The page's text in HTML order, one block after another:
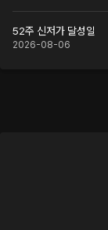
52주 신저가 달성일
2026-08-06